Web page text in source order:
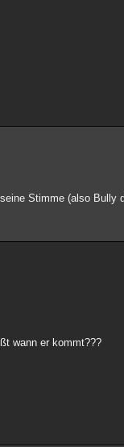
Stimme (also Bully
wann er kommt???